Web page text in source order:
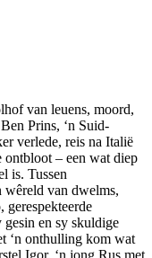
van leuens, moord,
Prins, ‘n Suid-
verlede, reis na Italië
ontbloot – een wat diep
is. Tussen
wêreld van dwelms,
gerespekteerde
gesin en sy skuldige
‘n onthulling kom wat
Igor, ‘n jong Rus met